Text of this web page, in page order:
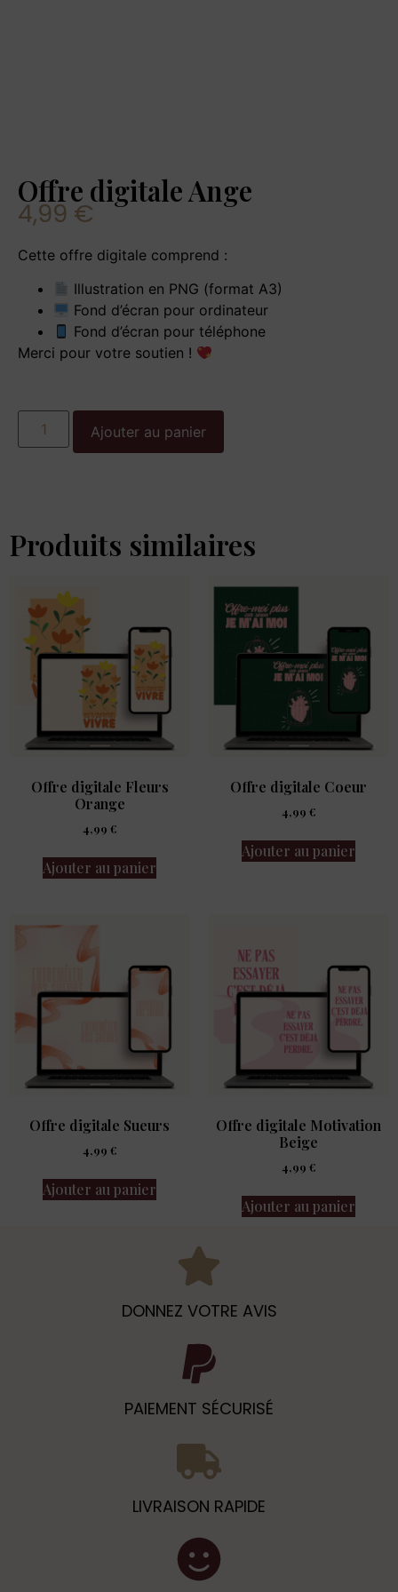
Offre digitale Ange
4,99 €
Cette offre digitale comprend :
Illustration en PNG (format A3)
Fond d’écran pour ordinateur
Fond d’écran pour téléphone
Merci pour votre soutien !
Ajouter au panier
Produits similaires
Offre digitale Fleurs
Orange
4,99 €
Ajouter au panier
Offre digitale Coeur
4,99 €
Ajouter au panier
Offre digitale Sueurs
4,99 €
Ajouter au panier
Offre digitale Motivation
Beige
4,99 €
Ajouter au panier
DONNEZ VOTRE AVIS
PAIEMENT SÉCURISÉ
LIVRAISON RAPIDE